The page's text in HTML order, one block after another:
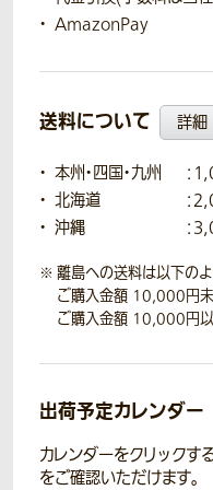
AmazonPay
送料について 詳細
本州・四国・九州
：
北海道
：
沖縄
：
離島への送料は以下のよ
ご購入金額 10,000円未
ご購入金額 10,000円以
出荷予定カレンダー
カレンダーをクリックす
をご確認いただけます。